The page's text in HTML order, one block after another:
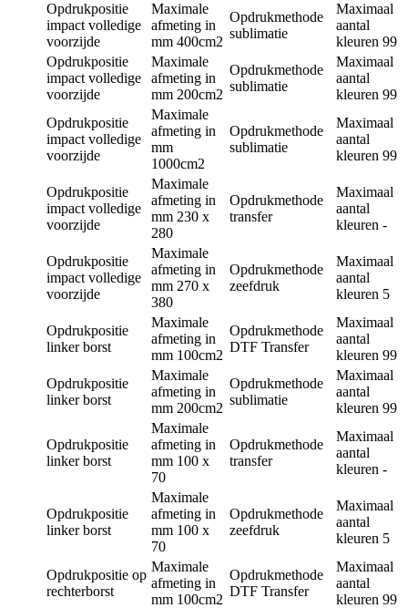
Opdrukpositie
impact volledige
voorzijde
Maximale
afmeting in
mm 400cm2
Opdrukmethode
sublimatie
Maximaal
aantal
kleuren 99
Opdrukpositie
impact volledige
voorzijde
Maximale
afmeting in
mm 200cm2
Opdrukmethode
sublimatie
Maximaal
aantal
kleuren 99
Opdrukpositie
impact volledige
voorzijde
Maximale
afmeting in
mm
1000cm2
Opdrukmethode
sublimatie
Maximaal
aantal
kleuren 99
Opdrukpositie
impact volledige
voorzijde
Maximale
afmeting in
mm 230 x
280
Opdrukmethode
transfer
Maximaal
aantal
kleuren -
Opdrukpositie
impact volledige
voorzijde
Maximale
afmeting in
mm 270 x
380
Opdrukmethode
zeefdruk
Maximaal
aantal
kleuren 5
Opdrukpositie
linker borst
Maximale
afmeting in
mm 100cm2
Opdrukmethode
DTF Transfer
Maximaal
aantal
kleuren 99
Opdrukpositie
linker borst
Maximale
afmeting in
mm 200cm2
Opdrukmethode
sublimatie
Maximaal
aantal
kleuren 99
Opdrukpositie
linker borst
Maximale
afmeting in
mm 100 x
70
Opdrukmethode
transfer
Maximaal
aantal
kleuren -
Opdrukpositie
linker borst
Maximale
afmeting in
mm 100 x
70
Opdrukmethode
zeefdruk
Maximaal
aantal
kleuren 5
Opdrukpositie op
rechterborst
Maximale
afmeting in
mm 100cm2
Opdrukmethode
DTF Transfer
Maximaal
aantal
kleuren 99